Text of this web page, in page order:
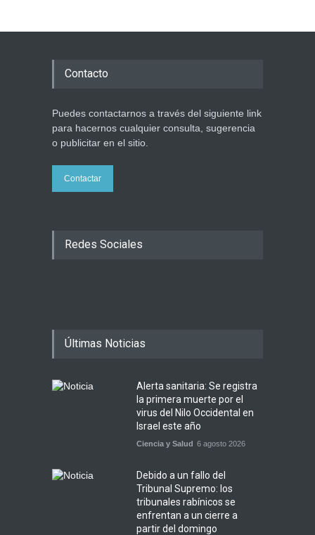
Contacto
Puedes contactarnos a través del siguiente link
para hacernos cualquier consulta, sugerencia
o publicitar en el sitio.
Contactar
Redes Sociales
Últimas Noticias
Alerta sanitaria: Se registra
la primera muerte por el
virus del Nilo Occidental en
Israel este año
Ciencia y Salud 6 agosto 2026
Debido a un fallo del
Tribunal Supremo: los
tribunales rabínicos se
enfrentan a un cierre a
partir del domingo